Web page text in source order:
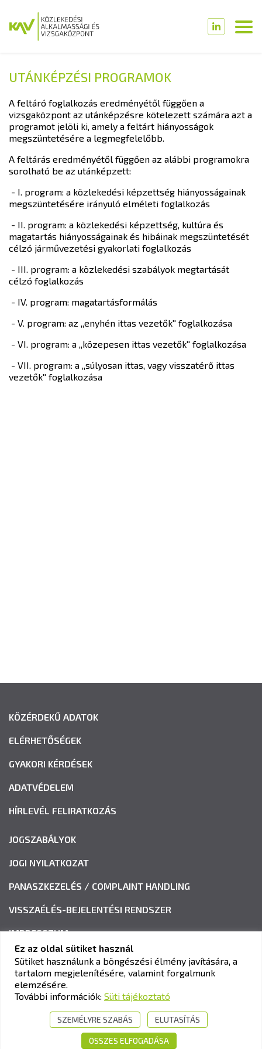
UTÁNKÉPZÉSI PROGRAMOK
A feltáró foglalkozás eredményétől függően a
vizsgaközpont az utánképzésre kötelezett számára azt a
programot jelöli ki, amely a feltárt hiányosságok
megszüntetésére a legmegfelelőbb.
A feltárás eredményétől függően az alábbi programokra
sorolható be az utánképzett:
- I. program: a közlekedési képzettség hiányosságainak
megszüntetésére irányuló elméleti foglalkozás
- II. program: a közlekedési képzettség, kultúra és
magatartás hiányosságainak és hibáinak megszüntetését
célzó járművezetési gyakorlati foglalkozás
- III. program: a közlekedési szabályok megtartását
célzó foglalkozás
- IV. program: magatartásformálás
- V. program: az ,,enyhén ittas vezetők'' foglalkozása
- VI. program: a ,,közepesen ittas vezetők'' foglalkozása
- VII. program: a ,,súlyosan ittas, vagy visszatérő ittas
vezetők'' foglalkozása
KÖZÉRDEKŰ ADATOK
ELÉRHETŐSÉGEK
GYAKORI KÉRDÉSEK
ADATVÉDELEM
HÍRLEVÉL FELIRATKOZÁS
JOGSZABÁLYOK
JOGI NYILATKOZAT
PANASZKEZELÉS / COMPLAINT HANDLING
VISSZAÉLÉS-BEJELENTÉSI RENDSZER
IMPRESSZUM
KAV KÖZLEKEDÉSI ALKALMASSÁGI ÉS VIZSGAKÖZPONT
Cím:1033 Budapest, Polgár utca 8-10.
+36-1-510-0101
info@kavk.hu
Ez az oldal sütiket használ
Sütiket használunk a böngészési élmény javítására, a
tartalom megjelenítésére, valamint forgalmunk
elemzésére.
További információk: Süti tájékoztató
SZEMÉLYRE SZABÁS ELUTASÍTÁS
ÖSSZES ELFOGADÁSA